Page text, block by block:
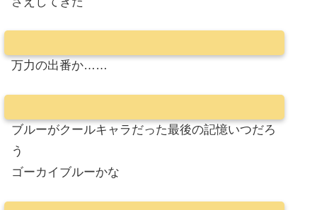
万力の出番か……
ブルーがクールキャラだった最後の記憶いつだろ
う
ゴーカイブルーかな